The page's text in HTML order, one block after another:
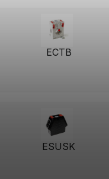
ECTB
ESUSK